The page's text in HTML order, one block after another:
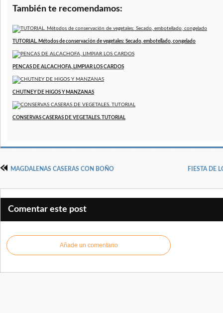
También te recomendamos:
TUTORIAL. Métodos de conservación de vegetales: Secado, embotellado, congelado
PENCAS DE ALCACHOFA, LIMPIAR LOS CARDOS
CHUTNEY DE HIGOS Y MANZANAS
CONSERVAS CASERAS DE VEGETALES. TUTORIAL
MAGDALENAS CASERAS CON BOÑO FIESTA DE
Comentar este post
Añade un comentario